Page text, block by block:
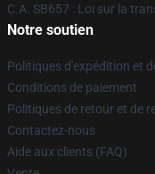
C.A. SB657 : Loi sur la
Notre soutien
Politiques d'expédition et
Conditions de paiement
Politiques de retour et de
Contactez-nous
Aide aux clients (FAQ)